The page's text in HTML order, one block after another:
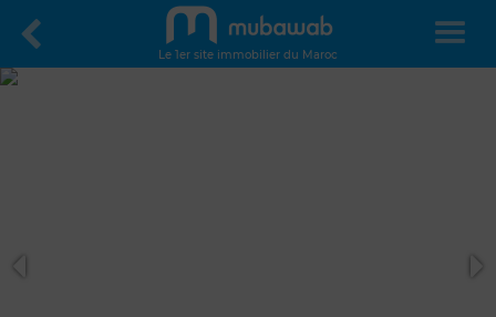
Le 1er site immobilier du Maroc